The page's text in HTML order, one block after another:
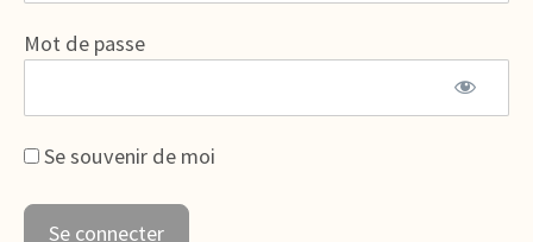
Mot de passe
Se souvenir de moi